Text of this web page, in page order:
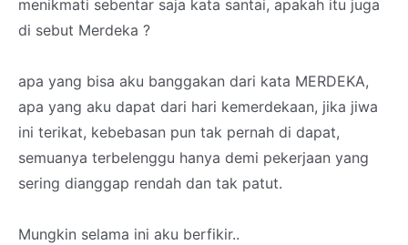
menikmati sebentar saja kata santai, apakah itu juga
di sebut Merdeka ?
apa yang bisa aku banggakan dari kata MERDEKA,
apa yang aku dapat dari hari kemerdekaan, jika jiwa
ini terikat, kebebasan pun tak pernah di dapat,
semuanya terbelenggu hanya demi pekerjaan yang
sering dianggap rendah dan tak patut.
Mungkin selama ini aku berfikir..